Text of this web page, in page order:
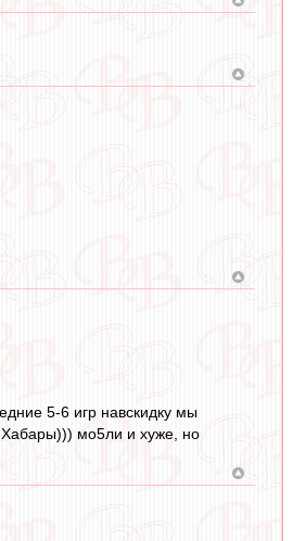
5-6 игр навскидку мы
Хабары))) мо5ли и хуже, но